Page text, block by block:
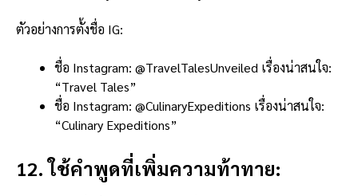
ตัวอย่างการตั้งชื่อ IG:
ชื่อ Instagram: @TravelTalesUnveiled เรื่องน่าสนใจ:
“Travel Tales”
ชื่อ Instagram: @CulinaryExpeditions เรื่องน่าสนใจ:
“Culinary Expeditions”
12. ใช้คำพูดที่เพิ่มความท้าทาย: